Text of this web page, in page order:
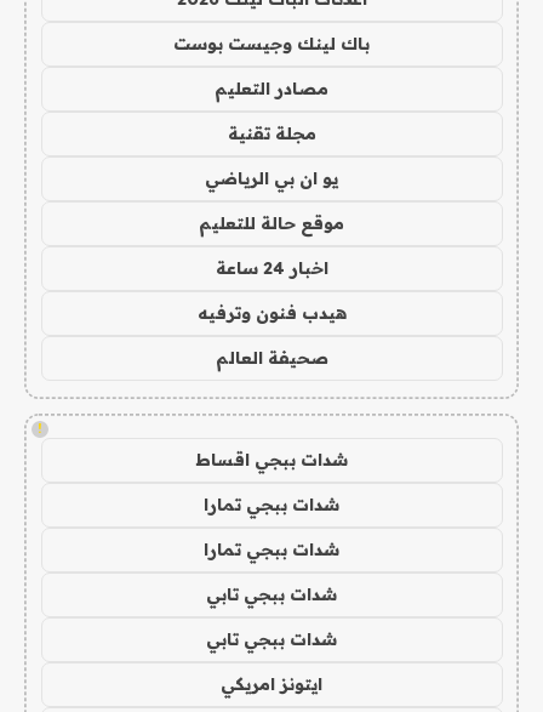
باك لينك وجيست بوست
مصادر التعليم
مجلة تقنية
يو ان بي الرياضي
موقع حالة للتعليم
اخبار 24 ساعة
هيدب فنون وترفيه
صحيفة العالم
!
شدات ببجي اقساط
شدات ببجي تمارا
شدات ببجي تمارا
شدات ببجي تابي
شدات ببجي تابي
ايتونز امريكي